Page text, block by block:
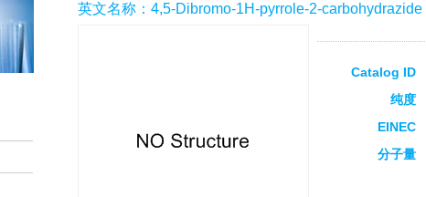
英文名称：4,5-Dibromo-1H-pyrrole-2-carbohydrazide
Catalog ID
纯度
EINEC
分子量